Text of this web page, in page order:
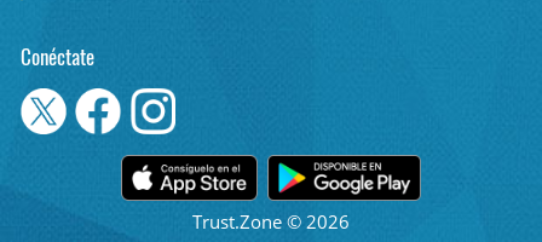
Conéctate
Trust.Zone © 2026